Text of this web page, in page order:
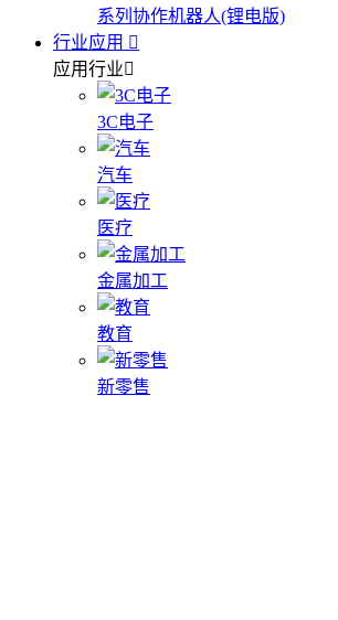
系列协作机器人(锂电版)
行业应用
应用行业
3C电子
汽车
医疗
金属加工
教育
新零售